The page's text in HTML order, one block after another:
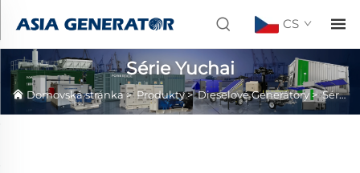
CS
Série Yuchai
Domovská stránka>Produkty>Dieselové Generátory >Série Yuchai